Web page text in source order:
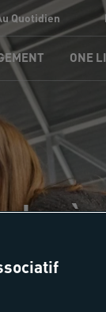
Quotidien
ONE
à